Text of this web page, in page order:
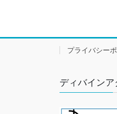
プライバシー
ディバイン